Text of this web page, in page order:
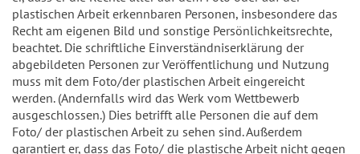
plastischen Arbeit erkennbaren Personen, insbesondere das
Recht am eigenen Bild und sonstige Persönlichkeitsrechte,
beachtet. Die schriftliche Einverständniserklärung der
abgebildeten Personen zur Veröffentlichung und Nutzung
muss mit dem Foto/der plastischen Arbeit eingereicht
werden. (Andernfalls wird das Werk vom Wettbewerb
ausgeschlossen.) Dies betrifft alle Personen die auf dem
Foto/ der plastischen Arbeit zu sehen sind. Außerdem
garantiert er, dass das Foto/ die plastische Arbeit nicht gegen